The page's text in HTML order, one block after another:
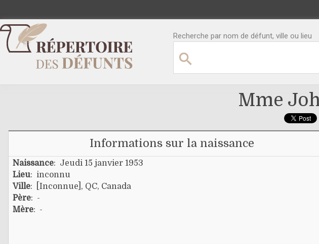
Recherche par nom de défunt, ville ou lieu
Mme
Informations sur la naissance
Naissance: Jeudi 15 janvier 1953
Lieu: inconnu
Ville: [Inconnue], QC, Canada
Père: -
Mère: -